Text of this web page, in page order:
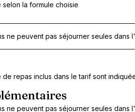
la formule choisie
ne peuvent pas séjourner seules
repas inclus dans le tarif sont
ne peuvent pas séjourner seules